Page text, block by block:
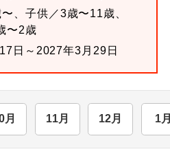
、子供／3歳〜11歳、
〜2歳
日～2027年3月29日
月 11月 12月 1